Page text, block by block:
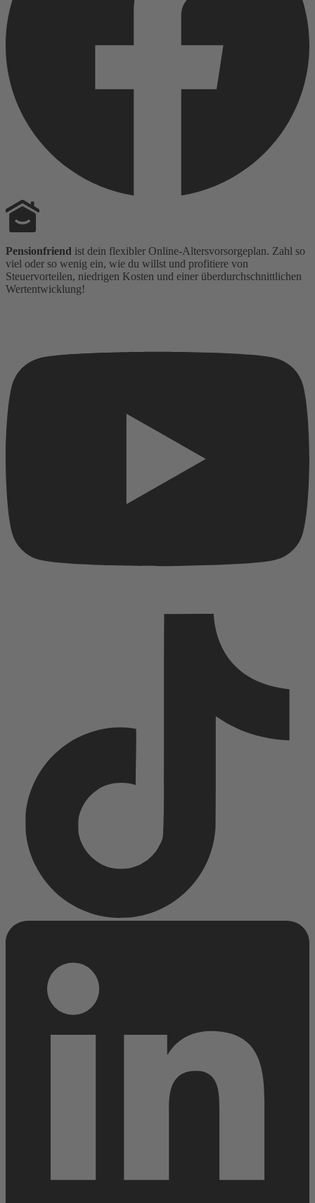
Pensionfriend ist dein flexibler Online-Altersvorsorgeplan. Zahl so
viel oder so wenig ein, wie du willst und profitiere von
Steuervorteilen, niedrigen Kosten und einer überdurchschnittlichen
Wertentwicklung!